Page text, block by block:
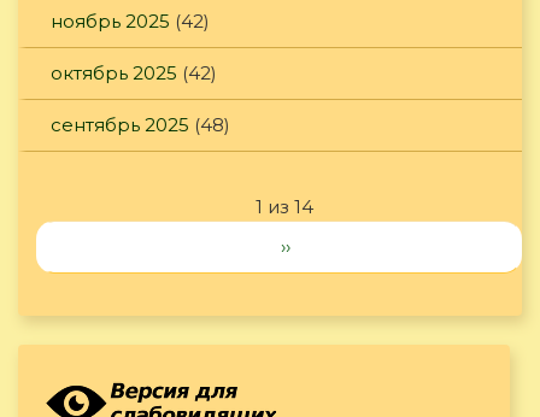
ноябрь 2025 (42)
октябрь 2025 (42)
сентябрь 2025 (48)
1 из 14
››